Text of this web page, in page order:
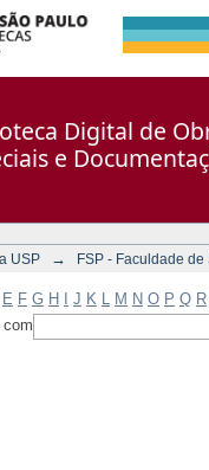
Digital de
e
USP → FSP - Faculdade
E F G H J K M N O P Q R
com